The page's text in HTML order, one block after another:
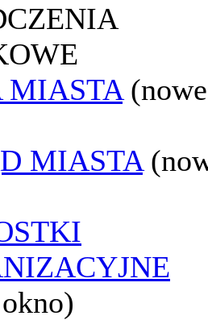
MIASTA (nowe
MIASTA